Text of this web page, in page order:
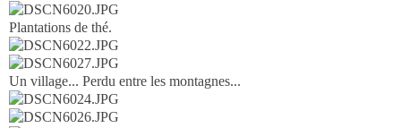
Plantations de thé.
Un village... Perdu entre les montagnes...